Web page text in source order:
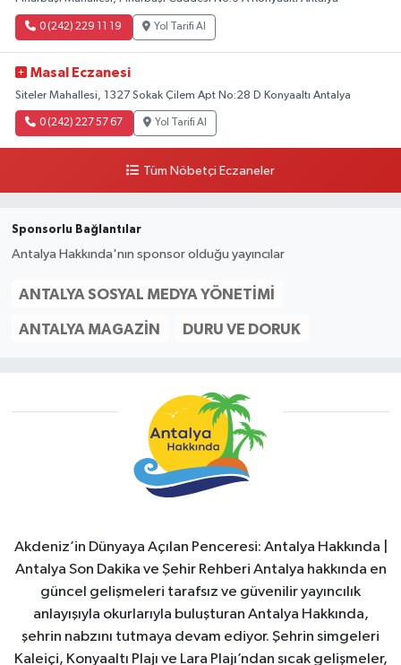
0 (242) 229 11 19 Yol Tarifi Al
Masal Eczanesi
Siteler Mahallesi, 1327 Sokak Çilem Apt No:28 D Konyaaltı Antalya
0 (242) 227 57 67 Yol Tarifi Al
Tüm Nöbetçi Eczaneler
Sponsorlu Bağlantılar
Antalya Hakkında'nın sponsor olduğu yayıncılar
ANTALYA SOSYAL MEDYA YÖNETIMI
ANTALYA MAGAZIN DURU VE DORUK
Akdeniz’in Dünyaya Açılan Penceresi: Antalya Hakkında |
Antalya Son Dakika ve Şehir Rehberi Antalya hakkında en
güncel gelişmeleri tarafsız ve güvenilir yayıncılık
anlayışıyla okurlarıyla buluşturan Antalya Hakkında,
şehrin nabzını tutmaya devam ediyor. Şehrin simgeleri
Kaleiçi, Konyaaltı Plajı ve Lara Plajı’ndan sıcak gelişmeler,